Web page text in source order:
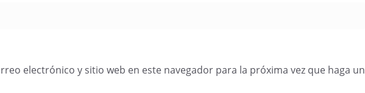
electrónico y sitio web en este navegador para la próxima vez que haga un